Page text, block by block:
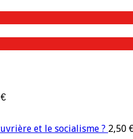
€
et le socialisme ? 2,50